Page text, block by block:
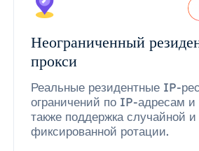
Неограниченный
прокси
Реальные резидентные IP-
ограничений по IP-адресам и
также поддержка случайной и
фиксированной ротации.